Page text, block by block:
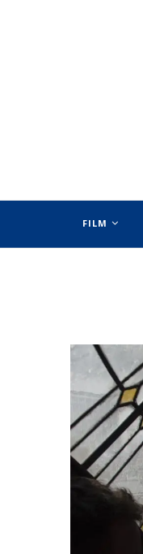
FILM